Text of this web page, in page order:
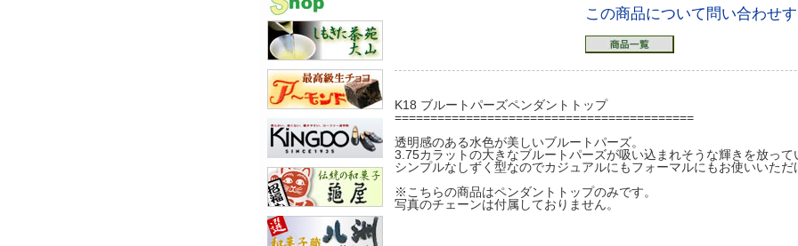
この商品について問い合わせ
K18 ブルートパーズペンダントトップ
==========================================
透明感のある水色が美しいブルートパーズ。
3.75カラットの大きなブルートパーズが吸い込まれそうな輝きを放って
シンプルなしずく型なのでカジュアルにもフォーマルにもお使いいただ
※こちらの商品はペンダントトップのみです。
写真のチェーンは付属しておりません。